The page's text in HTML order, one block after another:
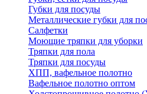
Губки для посуды
Металлические губки для
Салфетки
Моющие тряпки для уборки
Тряпки для пола
Тряпки для посуды
ХПП, вафельное полотно
Вафельное полотно оптом